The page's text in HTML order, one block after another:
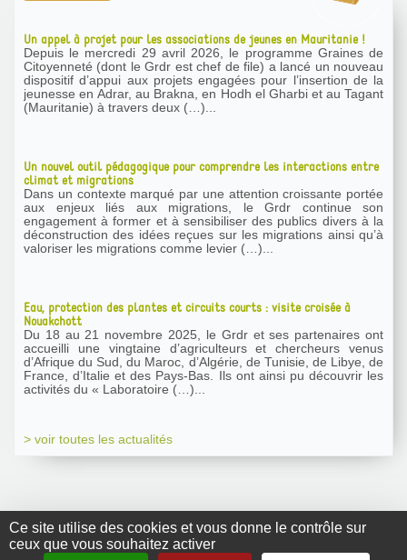
Ce site utilise des cookies et vous donne le contrôle sur
ceux que vous souhaitez activer
Un appel à projet pour les associations de jeunes en Mauritanie !
Depuis le mercredi 29 avril 2026, le programme Graines de
Citoyenneté (dont le Grdr est chef de file) a lancé un nouveau
dispositif d’appui aux projets engagées pour l’insertion de la
jeunesse en Adrar, au Brakna, en Hodh el Gharbi et au Tagant
(Mauritanie) à travers deux (…)...
Un nouvel outil pédagogique pour comprendre les interactions entre
climat et migrations
Dans un contexte marqué par une attention croissante portée
aux enjeux liés aux migrations, le Grdr continue son
engagement à former et à sensibiliser des publics divers à la
déconstruction des idées reçues sur les migrations ainsi qu’à
valoriser les migrations comme levier (…)...
Eau, protection des plantes et circuits courts : visite croisée à
Nouakchott
Du 18 au 21 novembre 2025, le Grdr et ses partenaires ont
accueilli une vingtaine d’agriculteurs et chercheurs venus
d’Afrique du Sud, du Maroc, d’Algérie, de Tunisie, de Libye, de
France, d’Italie et des Pays-Bas. Ils ont ainsi pu découvrir les
activités du « Laboratoire (…)...
> voir toutes les actualités